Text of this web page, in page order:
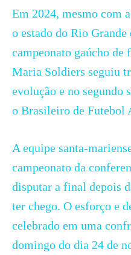
Em 2024, mesmo com
o estado do Rio
campeonato gaúcho de
Maria Soldiers seguiu
evolução e no segundo
o Brasileiro de Futebol
A equipe santa-
campeonato da
disputar a final depois
ter chego. O esforço e
celebrado em uma
domingo do dia 24 de